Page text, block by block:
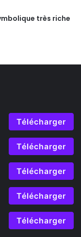
très riche
Télécharger
Télécharger
Télécharger
Télécharger
Télécharger